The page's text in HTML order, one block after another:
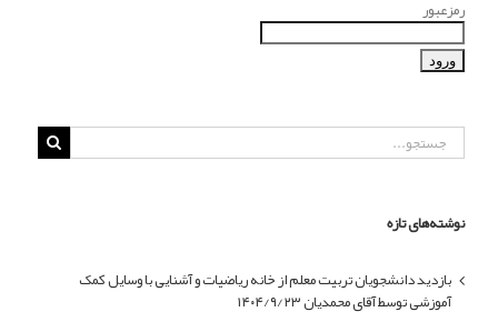
رمزعبور
نوشته‌های تازه
بازدید دانشجویان تربیت معلم از خانه ریاضیات و آشنایی با وسایل کمک
آموزشی توسط آقای محمدیان ۱۴۰۴/۹/۲۳